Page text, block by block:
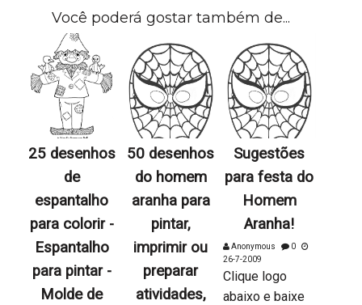
Você poderá gostar também de...
25 desenhos
de
espantalho
para colorir -
Espantalho
para pintar -
Molde de
50 desenhos
do homem
aranha para
pintar,
imprimir ou
preparar
atividades,
Sugestões
para festa do
Homem
Aranha!
Anonymous
0
26-7-2009
Clique logo
abaixo e baixe